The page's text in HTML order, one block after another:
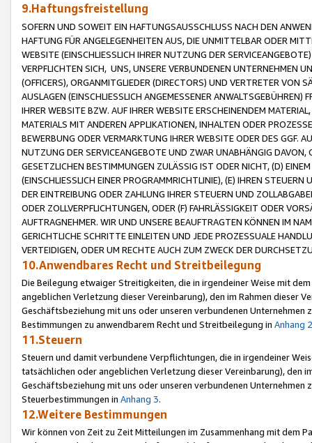
9.Haftungsfreistellung
SOFERN UND SOWEIT EIN HAFTUNGSAUSSCHLUSS NACH DEN
HAFTUNG FÜR ANGELEGENHEITEN AUS, DIE UNMITTELBAR ODER
WEBSITE (EINSCHLIESSLICH IHRER NUTZUNG DER
VERPFLICHTEN SICH, UNS, UNSERE VERBUNDENEN UNTERNEHMEN
(OFFICERS), ORGANMITGLIEDER (DIRECTORS) UND VERTRETER VON
AUSLAGEN (EINSCHLIESSLICH ANGEMESSENER
IHRER WEBSITE BZW. AUF IHRER WEBSITE ERSCHEINENDEM
MATERIALS MIT ANDEREN APPLIKATIONEN, INHALTEN ODER
BEWERBUNG ODER VERMARKTUNG IHRER WEBSITE ODER DES GGF.
NUTZUNG DER SERVICEANGEBOTE UND ZWAR UNABHÄNGIG
GESETZLICHEN BESTIMMUNGEN ZULÄSSIG IST ODER NICHT, (D)
(EINSCHLIESSLICH EINER PROGRAMMRICHTLINIE), (E) IHREN
DER EINTREIBUNG ODER ZAHLUNG IHRER STEUERN UND
ODER ZOLLVERPFLICHTUNGEN, ODER (F) FAHRLÄSSIGKEIT ODER
AUFTRAGNEHMER. WIR UND UNSERE BEAUFTRAGTEN KÖNNEN IM
GERICHTLICHE SCHRITTE EINLEITEN UND JEDE PROZESSUALE
VERTEIDIGEN, ODER UM RECHTE AUCH ZUM ZWECK DER
10.Anwendbares Recht und Streitbeilegung
Die Beilegung etwaiger Streitigkeiten, die in irgendeiner Weise mit
angeblichen Verletzung dieser Vereinbarung), den im Rahmen dieser
Geschäftsbeziehung mit uns oder unseren verbundenen
Bestimmungen zu anwendbarem Recht und Streitbeilegung in Anhang 2
11.Steuern
Steuern und damit verbundene Verpflichtungen, die in irgendeiner
tatsächlichen oder angeblichen Verletzung dieser Vereinbarung), den
Geschäftsbeziehung mit uns oder unseren verbundenen
Steuerbestimmungen in Anhang 3.
12.Weitere Bestimmungen
Wir können von Zeit zu Zeit Mitteilungen im Zusammenhang mit dem